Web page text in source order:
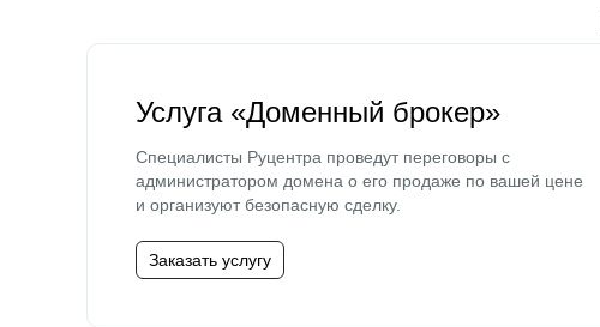
Услуга «Доменный брокер»
Специалисты Руцентра проведут переговоры с
администратором домена о его продаже по вашей цене
и организуют безопасную сделку.
Заказать услугу